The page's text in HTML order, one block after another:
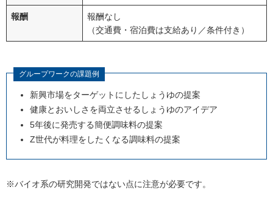
報酬
報酬なし
（交通費・宿泊費は支給あり／条件付き）
グループワークの課題例
新興市場をターゲットにしたしょうゆの提案
健康とおいしさを両立させるしょうゆのアイデア
5年後に発売する簡便調味料の提案
Z世代が料理をしたくなる調味料の提案
※バイオ系の研究開発ではない点に注意が必要です。